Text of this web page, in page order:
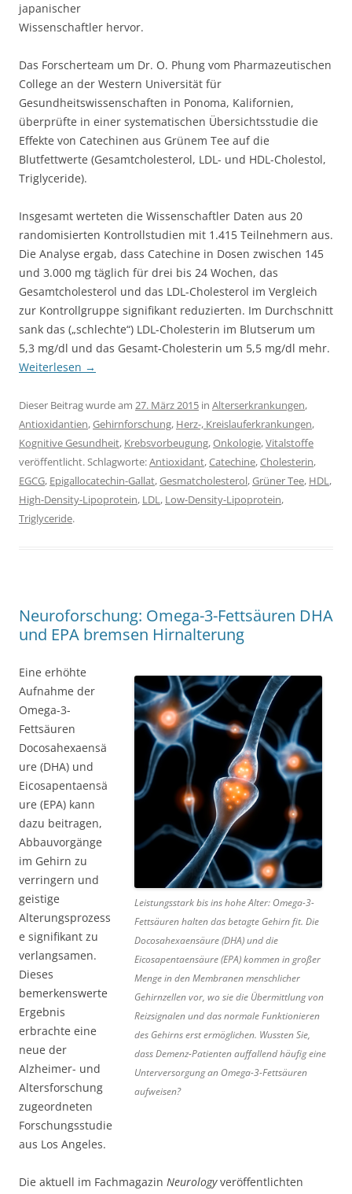
japanischer
Wissenschaftler hervor.
Das Forscherteam um Dr. O. Phung vom Pharmazeutischen
College an der Western Universität für
Gesundheitswissenschaften in Ponoma, Kalifornien,
überprüfte in einer systematischen Übersichtsstudie die
Effekte von Catechinen aus Grünem Tee auf die
Blutfettwerte (Gesamtcholesterol, LDL- und HDL-Cholestol,
Triglyceride).
Insgesamt werteten die Wissenschaftler Daten aus 20
randomisierten Kontrollstudien mit 1.415 Teilnehmern aus.
Die Analyse ergab, dass Catechine in Dosen zwischen 145
und 3.000 mg täglich für drei bis 24 Wochen, das
Gesamtcholesterol und das LDL-Cholesterol im Vergleich
zur Kontrollgruppe signifikant reduzierten. Im Durchschnitt
sank das („schlechte“) LDL-Cholesterin im Blutserum um
5,3 mg/dl und das Gesamt-Cholesterin um 5,5 mg/dl mehr.
Weiterlesen →
Dieser Beitrag wurde am 27. März 2015 in Alterserkrankungen,
Antioxidantien,Gehirnforschung, Herz-, Kreislauferkrankungen,
Kognitive Gesundheit, Krebsvorbeugung,Onkologie,Vitalstoffe
veröffentlicht. Schlagworte:Antioxidant,Catechine,Cholesterin,
EGCG, Epigallocatechin-Gallat,Gesmatcholesterol,Grüner Tee, HDL,
High-Density-Lipoprotein, LDL, Low-Density-Lipoprotein,
Triglyceride.
Neuroforschung: Omega-3-Fettsäuren DHA
und EPA bremsen Hirnalterung
Leistungsstark bis ins hohe Alter: Omega-3-
Fettsäuren halten das betagte Gehirn fit. Die
Docosahexaensäure (DHA) und die
Eicosapentaensäure (EPA) kommen in großer
Menge in den Membranen menschlicher
Gehirnzellen vor, wo sie die Übermittlung von
Reizsignalen und das normale Funktionieren
des Gehirns erst ermöglichen. Wussten Sie,
dass Demenz-Patienten auffallend häufig eine
Unterversorgung an Omega-3-Fettsäuren
aufweisen?
Eine erhöhte
Aufnahme der
Omega-3-
Fettsäuren
Docosahexaensä
ure (DHA) und
Eicosapentaensä
ure (EPA) kann
dazu beitragen,
Abbauvorgänge
im Gehirn zu
verringern und
geistige
Alterungsprozess
e signifikant zu
verlangsamen.
Dieses
bemerkenswerte
Ergebnis
erbrachte eine
neue der
Alzheimer- und
Altersforschung
zugeordneten
Forschungsstudie
aus Los Angeles.
Die aktuell im Fachmagazin Neurologyveröffentlichten